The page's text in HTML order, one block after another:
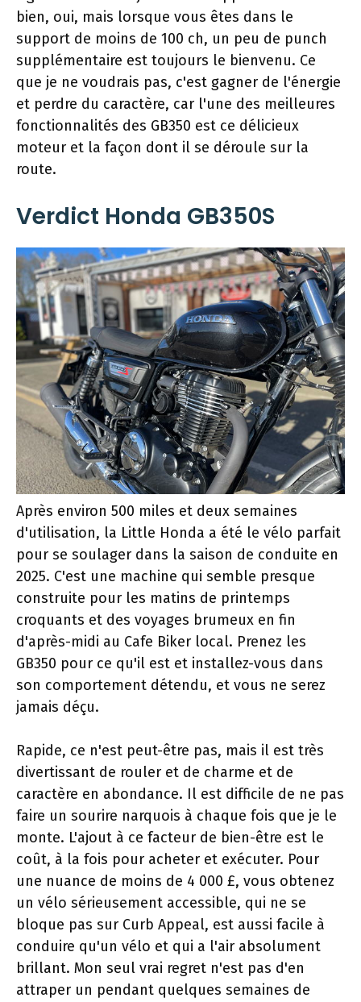
bien, oui, mais lorsque vous êtes dans le
support de moins de 100 ch, un peu de punch
supplémentaire est toujours le bienvenu. Ce
que je ne voudrais pas, c'est gagner de l'énergie
et perdre du caractère, car l'une des meilleures
fonctionnalités des GB350 est ce délicieux
moteur et la façon dont il se déroule sur la
route.
Verdict Honda GB350S
Après environ 500 miles et deux semaines
d'utilisation, la Little Honda a été le vélo parfait
pour se soulager dans la saison de conduite en
2025. C'est une machine qui semble presque
construite pour les matins de printemps
croquants et des voyages brumeux en fin
d'après-midi au Cafe Biker local. Prenez les
GB350 pour ce qu'il est et installez-vous dans
son comportement détendu, et vous ne serez
jamais déçu.
Rapide, ce n'est peut-être pas, mais il est très
divertissant de rouler et de charme et de
caractère en abondance. Il est difficile de ne pas
faire un sourire narquois à chaque fois que je le
monte. L'ajout à ce facteur de bien-être est le
coût, à la fois pour acheter et exécuter. Pour
une nuance de moins de 4 000 £, vous obtenez
un vélo sérieusement accessible, qui ne se
bloque pas sur Curb Appeal, est aussi facile à
conduire qu'un vélo et qui a l'air absolument
brillant. Mon seul vrai regret n'est pas d'en
attraper un pendant quelques semaines de